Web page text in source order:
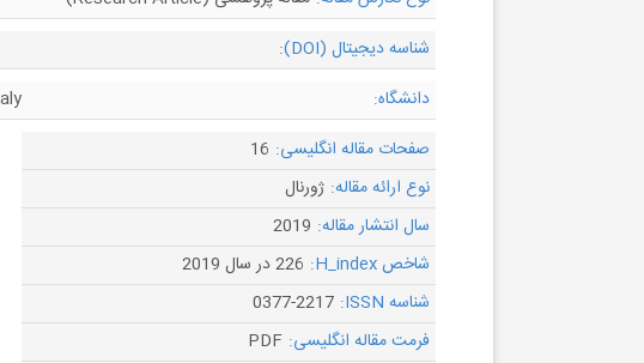
شناسه دیجیتال (DOI):
دانشگاه:
صفحات مقاله انگلیسی: 16
نوع ارائه مقاله: ژورنال
سال انتشار مقاله: 2019
شاخص H_index:
226 در سال 2019
شناسه ISSN:
0377-2217
فرمت مقاله انگلیسی: PDF